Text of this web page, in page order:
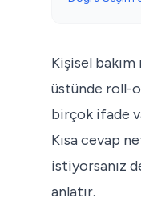
Kişisel
üstünde roll-
birçok ifade
Kısa cevap
istiyorsanız
anlatır.